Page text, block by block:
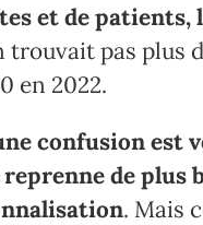
et de patients,
trouvait pas
en 2022.
confusion
reprenne de
. Mais